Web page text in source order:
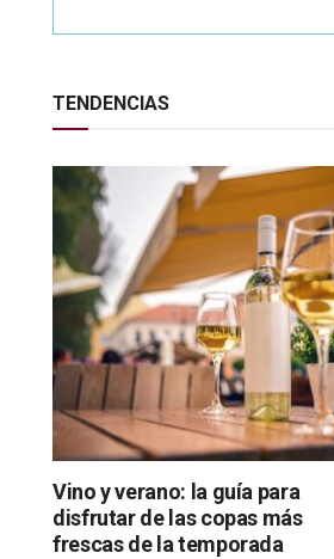
TENDENCIAS
Vino y verano: la guía para
disfrutar de las copas más
frescas de la temporada